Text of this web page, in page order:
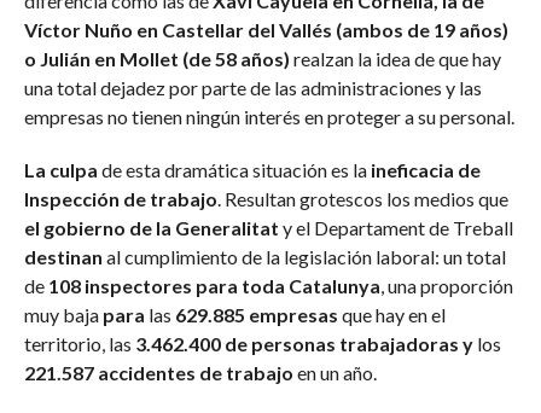
Víctor Nuño en Castellar del Vallés (ambos de 19 años)
o Julián en Mollet (de 58 años) realzan la idea de que hay
una total dejadez por parte de las administraciones y las
empresas no tienen ningún interés en proteger a su personal.
La culpa de esta dramática situación es la ineficacia de
Inspección de trabajo. Resultan grotescos los medios que
el gobierno de la Generalitat y el Departament de Treball
destinan al cumplimiento de la legislación laboral: un total
de 108 inspectores para toda Catalunya, una proporción
muy baja para las 629.885 empresas que hay en el
territorio, las 3.462.400 de personas trabajadoras ylos
221.587 accidentes de trabajo en un año.